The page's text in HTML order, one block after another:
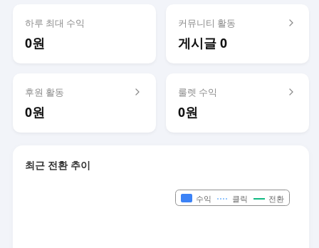
하루 최대 수익
0원
커뮤니티 활동
게시글 0
후원 활동
0원
룰렛 수익
0원
최근 전환 추이